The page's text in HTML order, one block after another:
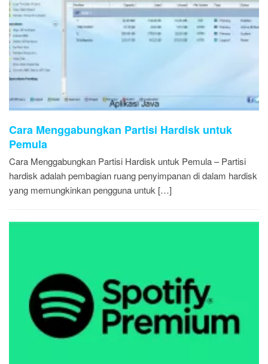
Cara Menggabungkan Partisi Hardisk untuk
Pemula
Cara Menggabungkan Partisi Hardisk untuk Pemula – Partisi
hardisk adalah pembagian ruang penyimpanan di dalam hardisk
yang memungkinkan pengguna untuk […]